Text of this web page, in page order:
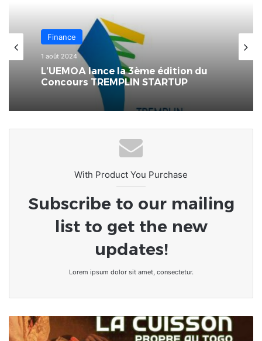
Finance
1 août 2024
L’UEMOA lance la 3ème édition du
Concours TREMPLIN STARTUP
With Product You Purchase
Subscribe to our mailing
list to get the new
updates!
Lorem ipsum dolor sit amet, consectetur.
JVE
lance